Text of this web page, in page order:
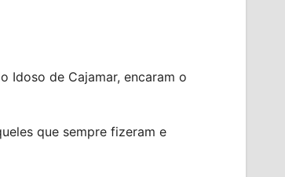
Idoso de Cajamar, encaram o
que sempre fizeram e